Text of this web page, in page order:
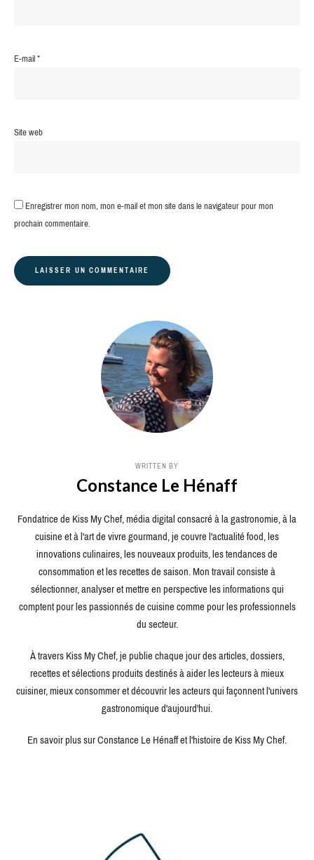
E-mail*
Site web
Enregistrer mon nom, mon e-mail et mon site dans le navigateur pour mon
prochain commentaire.
WRITTEN BY
Constance Le Hénaff
Fondatrice de Kiss My Chef, média digital consacré à la gastronomie, à la
cuisine et à l'art de vivre gourmand, je couvre l'actualité food, les
innovations culinaires, les nouveaux produits, les tendances de
consommation et les recettes de saison. Mon travail consiste à
sélectionner, analyser et mettre en perspective les informations qui
comptent pour les passionnés de cuisine comme pour les professionnels
du secteur.
À travers Kiss My Chef, je publie chaque jour des articles, dossiers,
recettes et sélections produits destinés à aider les lecteurs à mieux
cuisiner, mieux consommer et découvrir les acteurs qui façonnent l'univers
gastronomique d'aujourd'hui.
En savoir plus sur Constance Le Hénaff et l'histoire de Kiss My Chef.